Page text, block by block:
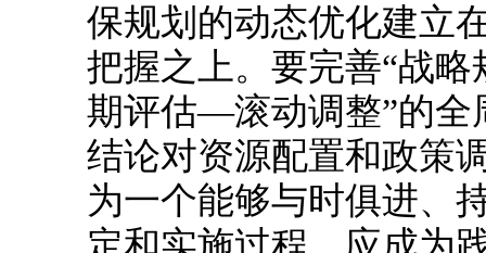
保规划的动态优化建立
把握之上。要完善“战
期评估—滚动调整”的全
结论对资源配置和政策
为一个能够与时俱进、
定和实施过程，应成为